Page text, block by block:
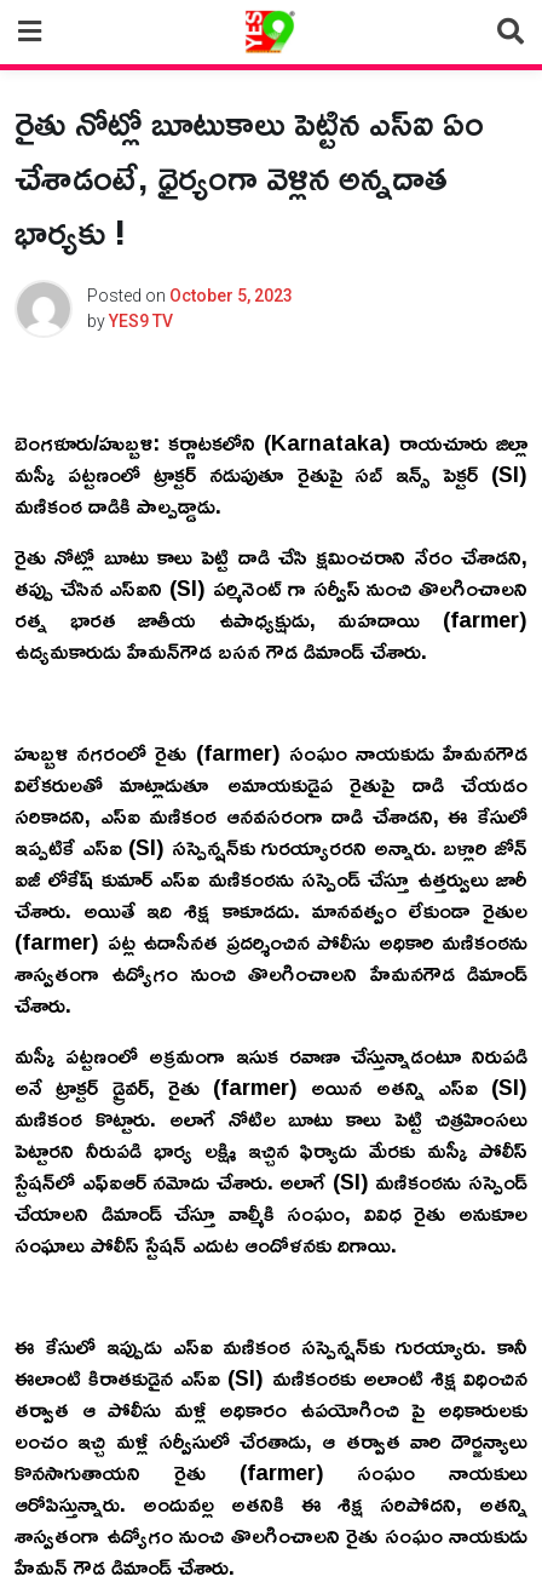
content
రైతు నోట్లో బూటుకాలు పెట్టిన ఎస్ఐ ఏం
చేశాడంటే, ధైర్యంగా వెళ్లిన అన్నదాత
భార్యకు !
Posted on October 5, 2023
byYES9 TV
బెంగళూరు/హుబ్బళి: కర్ణాటకలోని (Karnataka) రాయచూరు జిల్లా
మస్కీ పట్టణంలో ట్రాక్టర్ నడుపుతూ రైతుపై సబ్ ఇన్స్ పెక్టర్ (SI)
మణికంఠ దాడికి పాల్పడ్డాడు.
రైతు నోట్లో బూటు కాలు పెట్టి దాడి చేసి క్షమించరాని నేరం చేశాడని,
తప్పు చేసిన ఎస్‌ఐని (SI) పర్మినెంట్ గా సర్వీస్‌ నుంచి తొలగించాలని
రత్న భారత జాతీయ ఉపాధ్యక్షుడు, మహదాయి (farmer)
ఉద్యమకారుడు హేమన్‌గౌడ బసన గౌడ డిమాండ్‌ చేశారు.
హుబ్బళి నగరంలో రైతు (farmer) సంఘం నాయకుడు హేమనగౌడ
విలేకరులతో మాట్లాడుతూ అమాయకుడైప రైతుపై దాడి చేయడం
సరికాదని, ఎస్ఐ మణికంఠ ఆనవసరంగా దాడి చేశాడని, ఈ కేసులో
ఇప్పటికే ఎస్ఐ (SI) సస్పెన్షన్‌కు గురయ్యారరని అన్నారు. బళ్లారి జోన్
ఐజీ లోకేష్ కుమార్ ఎస్ఐ మణికంఠను సస్పెండ్ చేస్తూ ఉత్తర్వులు జారీ
చేశారు. అయితే ఇది శిక్ష కాకూడదు. మానవత్వం లేకుండా రైతుల
(farmer) పట్ల ఉదాసీనత ప్రదర్శించిన పోలీసు అధికారి మణికంఠను
శాస్వతంగా ఉద్యోగం నుంచి తొలగించాలని హేమనగౌడ డిమాండ్
చేశారు.
మస్కీ పట్టణంలో అక్రమంగా ఇసుక రవాణా చేస్తున్నాడంటూ నిరుపడి
అనే ట్రాక్టర్ డ్రైవర్‌, రైతు (farmer) అయిన అతన్ని ఎస్‌ఐ (SI)
మణికంఠ కొట్టారు. అలాగే నోటిల బూటు కాలు పెట్టి చిత్రహింసలు
పెట్టారని నీరుపడి భార్య లక్ష్మి ఇచ్చిన ఫిర్యాదు మేరకు మస్కీ పోలీస్
స్టేషన్‌లో ఎఫ్‌ఐఆర్ నమోదు చేశారు. అలాగే (SI) మణికంఠను సస్పెండ్
చేయాలని డిమాండ్ చేస్తూ వాల్మీకి సంఘం, వివిధ రైతు అనుకూల
సంఘాలు పోలీస్ స్టేషన్ ఎదుట ఆందోళనకు దిగాయి.
ఈ కేసులో ఇప్పుడు ఎస్‌ఐ మణికంఠ సస్పెన్షన్‌కు గురయ్యారు. కానీ
ఈలాంటి కిరాతకుడైన ఎస్ఐ (SI) మణికంఠకు అలాంటి శిక్ష విధించిన
తర్వాత ఆ పోలీసు మళ్లీ అధికారం ఉపయోగించి పై అధికారులకు
లంచం ఇచ్చి మళ్లీ సర్వీసులో చేరతాడు, ఆ తర్వాత వారి దౌర్జన్యాలు
కొనసాగుతాయని రైతు (farmer) సంఘం నాయకులు
ఆరోపిస్తున్నారు. అందువల్ల అతనికి ఈ శిక్ష సరిపోదని, అతన్ని
శాస్వతంగా ఉద్యోగం నుంచి తొలగించాలని రైతు సంఘం నాయకుడు
హేమన్ గౌడ డిమాండ్ చేశారు.